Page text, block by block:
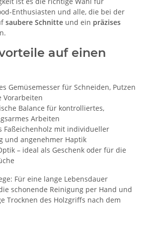
Enthusiasten und alle, die bei der
saubere Schnitte und ein präzises
auf einen
Gemüsemesser für Schneiden, Putzen
Vorarbeiten
Balance für kontrolliertes,
Arbeiten
Faßeichenholz mit individueller
und angenehmer Haptik
– ideal als Geschenk oder für die
Für eine lange Lebensdauer
schonende Reinigung per Hand und
Trocknen des Holzgriffs nach dem